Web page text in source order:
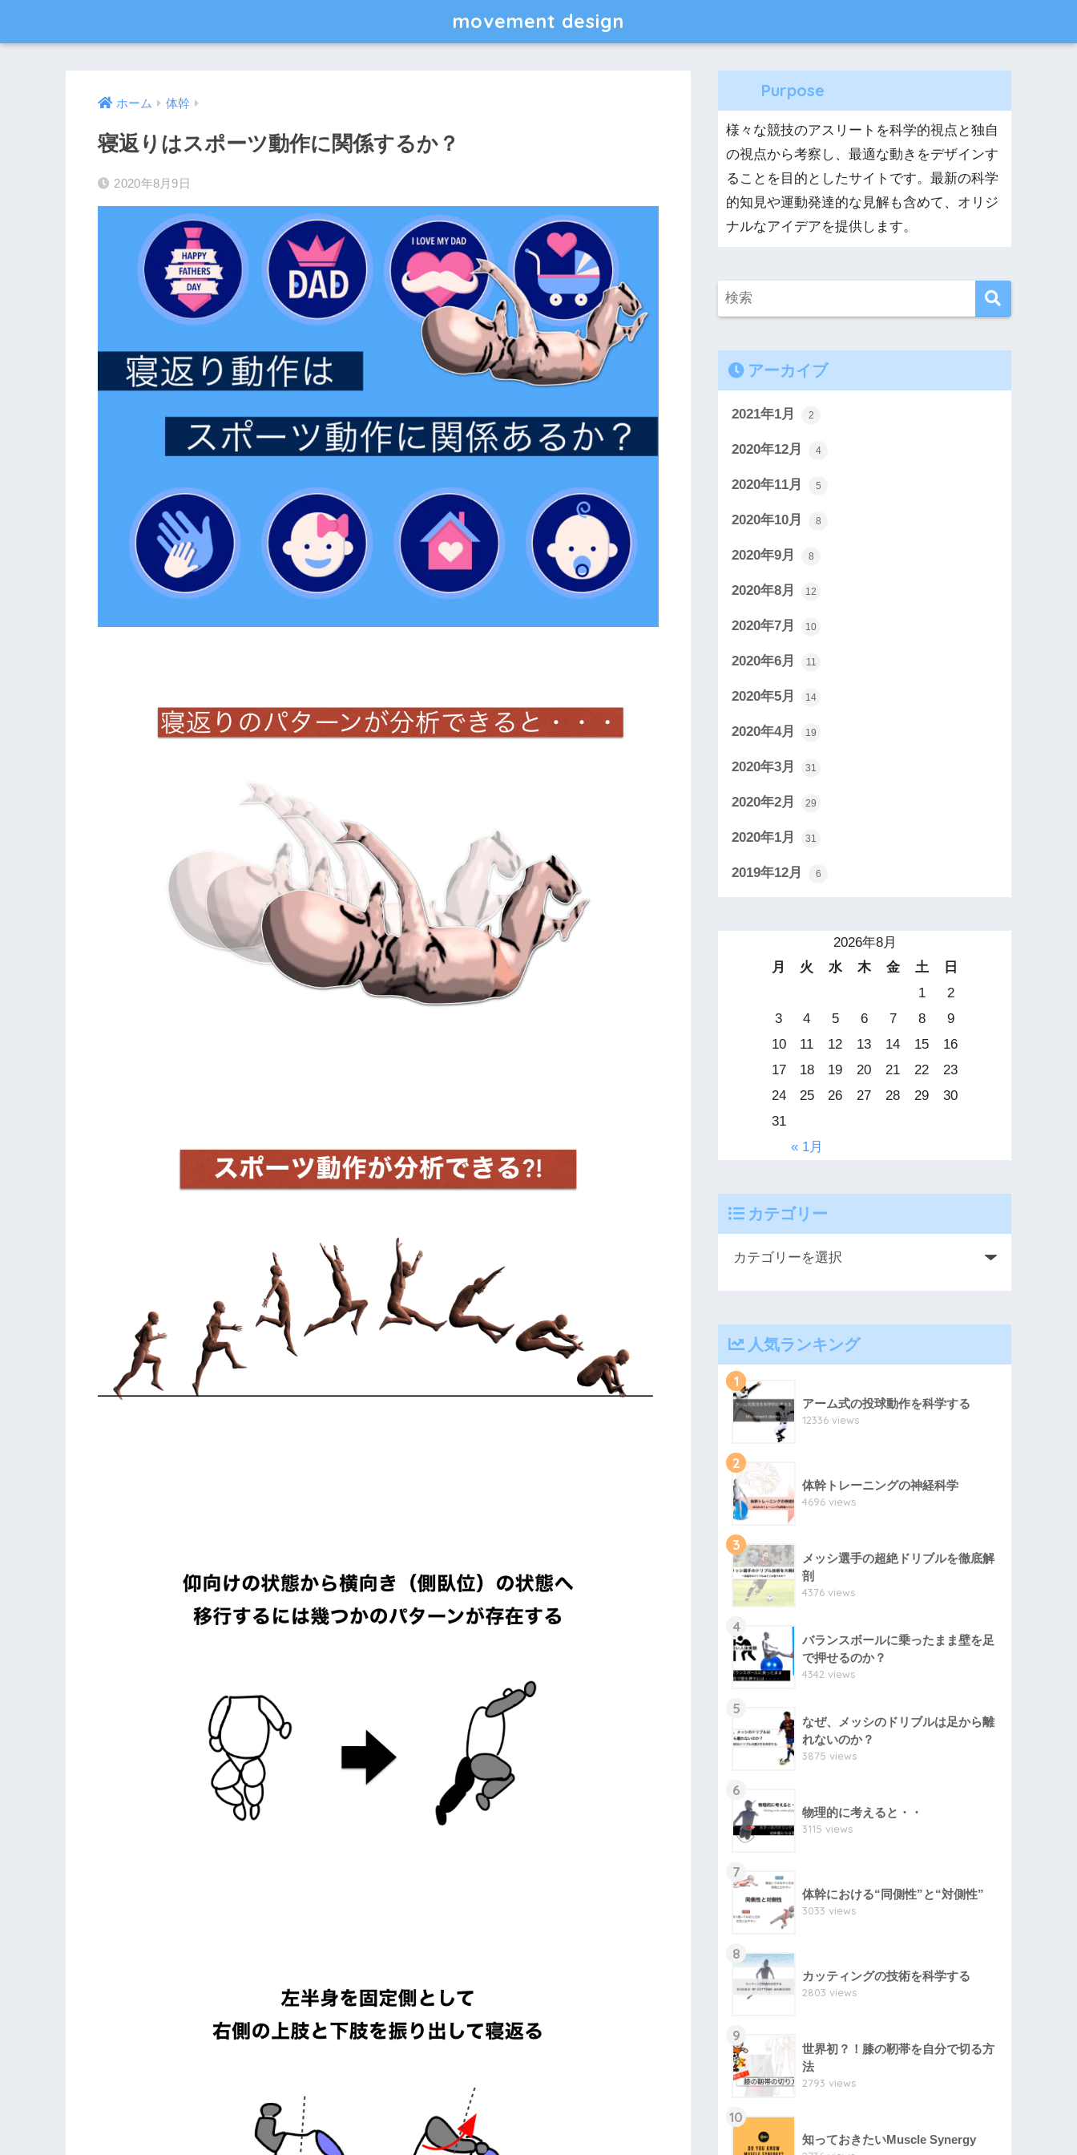
movement design
ホーム 体幹
寝返りはスポーツ動作に関係するか？
2020年8月9日
Purpose
様々な競技のアスリートを科学的視点と独自
の視点から考察し、最適な動きをデザインす
ることを目的としたサイトです。最新の科学
的知見や運動発達的な見解も含めて、オリジ
ナルなアイデアを提供します。
アーカイブ
2021年1月 2
2020年12月 4
2020年11月 5
2020年10月 8
2020年9月 8
2020年8月 12
2020年7月 10
2020年6月 11
2020年5月 14
2020年4月 19
2020年3月 31
2020年2月 29
2020年1月 31
2019年12月 6
2026年8月
月
火 水 木 金 土 日
« 1月
1
2
3
4 5 6 7 8
9
10
11 12 13 14 15
16
17
18 19 20 21 22
23
24
25 26 27 28 29
30
31
カテゴリー
人気ランキング
1
アーム式の投球動作を科学する
12336 views
2
体幹トレーニングの神経科学
4696 views
3
メッシ選手の超絶ドリブルを徹底解
剖
4376 views
4
バランスボールに乗ったまま壁を足
で押せるのか？
4342 views
5
なぜ、メッシのドリブルは足から離
れないのか？
3875 views
6
物理的に考えると・・
3115 views
7
体幹における“同側性”と“対側性”
3033 views
8
カッティングの技術を科学する
2803 views
9
世界初？！膝の靭帯を自分で切る方
法
2793 views
10
知っておきたいMuscle Synergy